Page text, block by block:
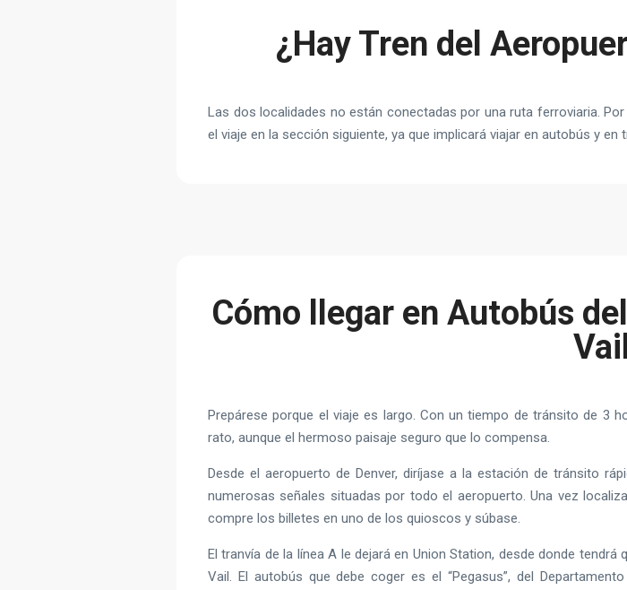
¿Hay Tren del
Las dos localidades no están conectadas por una ruta ferroviaria.
el viaje en la sección siguiente, ya que implicará viajar en autobús y en
Cómo llegar en Autobús
Vail
Prepárese porque el viaje es largo. Con un tiempo de tránsito de 3
rato, aunque el hermoso paisaje seguro que lo compensa.
Desde el aeropuerto de Denver, diríjase a la estación de tránsito
numerosas señales situadas por todo el aeropuerto. Una vez
compre los billetes en uno de los quioscos y súbase.
El tranvía de la línea A le dejará en Union Station, desde donde
Vail. El autobús que debe coger es el “Pegasus”, del